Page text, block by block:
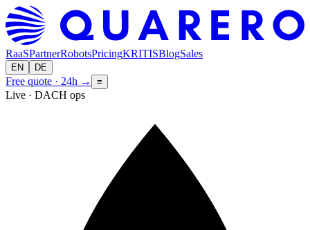
RaaSPartnerRobotsPricingKRITISBlogSales
EN DE
Free quote · 24h → ≡
Live · DACH ops